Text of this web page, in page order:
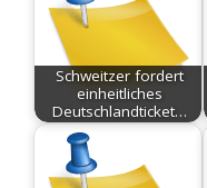
Schweitzer fordert
einheitliches
Deutschlandticket…